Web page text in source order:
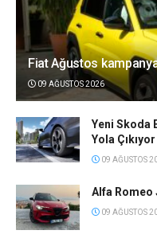
Fiat Ağustos
09 AĞUSTOS 2026
Yeni Skoda
Yola Çıkıyor
09 AĞUSTOS
Alfa
09 AĞUSTOS